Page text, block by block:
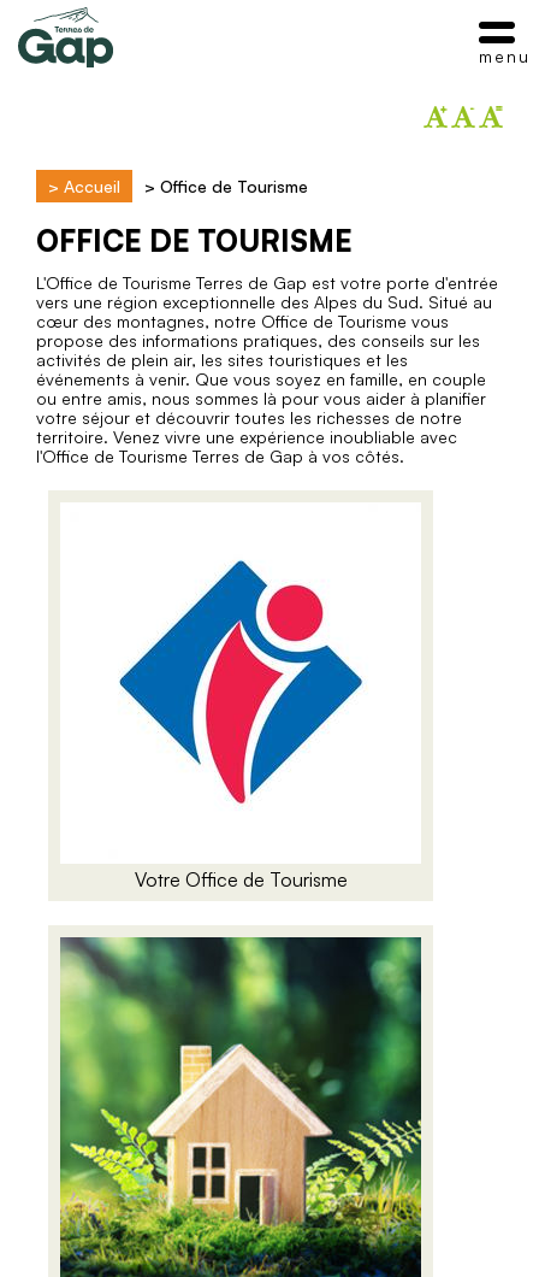
> Accueil > Office de Tourisme
OFFICE DE TOURISME
L'Office de Tourisme Terres de Gap est votre porte d'entrée
vers une région exceptionnelle des Alpes du Sud. Situé au
cœur des montagnes, notre Office de Tourisme vous
propose des informations pratiques, des conseils sur les
activités de plein air, les sites touristiques et les
événements à venir. Que vous soyez en famille, en couple
ou entre amis, nous sommes là pour vous aider à planifier
votre séjour et découvrir toutes les richesses de notre
territoire. Venez vivre une expérience inoubliable avec
l'Office de Tourisme Terres de Gap à vos côtés.
Votre Office de Tourisme
menu